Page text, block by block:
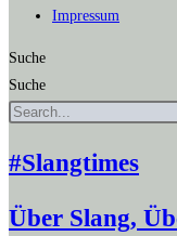
Impres­sum
Suche
Suche
#Slangtimes
Über Slang,